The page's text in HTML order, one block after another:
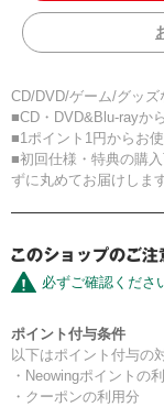
CD/DVD/ゲーム/グッズ
■CD・DVD&Blu-rayか
■1ポイント1円からお
■初回仕様・特典の購
ずに丸めてお届けしま
必ずご確認くださ
ポイント付与条件
以下はポイント付与の
・Neowingポイントの
・クーポンの利用分